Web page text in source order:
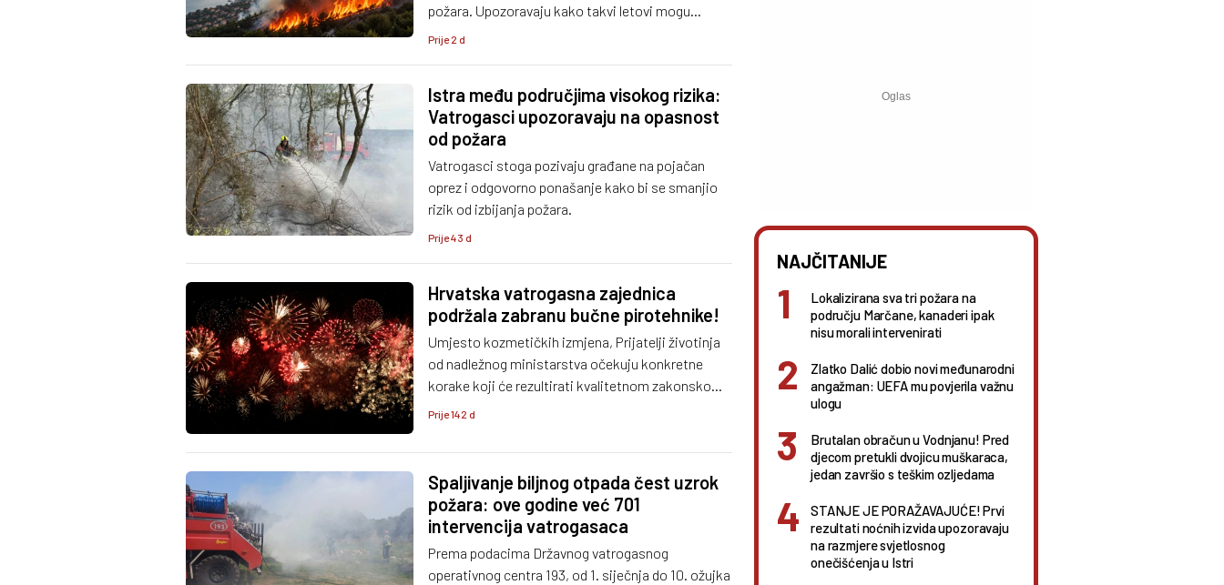
požara. Upozoravaju kako takvi letovi mogu
zaustaviti gašenje iz zraka, ugroziti sigurnost
Prije 2 d
Istra među područjima visokog rizika:
Vatrogasci upozoravaju na opasnost
od požara
Vatrogasci stoga pozivaju građane na pojačan
oprez i odgovorno ponašanje kako bi se smanjio
rizik od izbijanja požara.
Prije 43 d
Hrvatska vatrogasna zajednica
podržala zabranu bučne pirotehnike!
Umjesto kozmetičkih izmjena, Prijatelji životinja
od nadležnog ministarstva očekuju konkretne
korake koji će rezultirati kvalitetnom zakonskom
zaštitom ljudi, životinja i okoliša.
Prije 142 d
Spaljivanje biljnog otpada čest uzrok
požara: ove godine već 701
intervencija vatrogasaca
Prema podacima Državnog vatrogasnog
operativnog centra 193, od 1. siječnja do 10. ožujka
NAJČITANIJE
Lokalizirana sva tri požara na
području Marčane, kanaderi ipak
nisu morali intervenirati
Zlatko Dalić dobio novi međunarodni
angažman: UEFA mu povjerila važnu
ulogu
Brutalan obračun u Vodnjanu! Pred
djecom pretukli dvojicu muškaraca,
jedan završio s teškim ozljedama
STANJE JE PORAŽAVAJUĆE! Prvi
rezultati noćnih izvida upozoravaju
na razmjere svjetlosnog
onečišćenja u Istri